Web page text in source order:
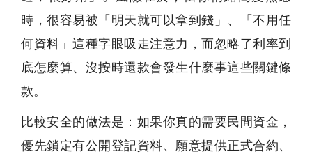
時，很容易被「明天就可以拿到錢」、「不用任
何資料」這種字眼吸走注意力，而忽略了利率到
底怎麼算、沒按時還款會發生什麼事這些關鍵條
款。
比較安全的做法是：如果你真的需要民間資金，
優先鎖定有公開登記資料、願意提供正式合約、